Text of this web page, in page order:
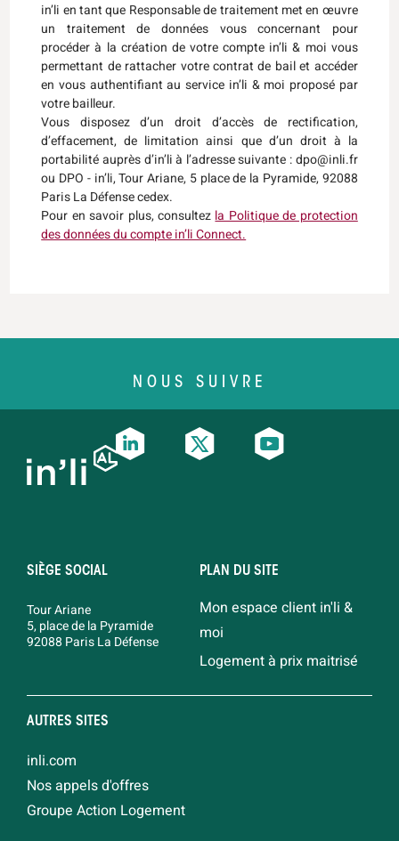
in’li en tant que Responsable de traitement met en œuvre
un traitement de données vous concernant pour
procéder à la création de votre compte in’li & moi vous
permettant de rattacher votre contrat de bail et accéder
en vous authentifiant au service in’li & moi proposé par
votre bailleur.
Vous disposez d’un droit d’accès de rectification,
d’effacement, de limitation ainsi que d’un droit à la
portabilité auprès d’in’li à l’adresse suivante : dpo@inli.fr
ou DPO - in’li, Tour Ariane, 5 place de la Pyramide, 92088
Paris La Défense cedex.
Pour en savoir plus, consultez la Politique de protection
des données du compte in’li Connect.
NOUS SUIVRE
SIÈGE SOCIAL
Tour Ariane
5, place de la Pyramide
92088 Paris La Défense
PLAN DU SITE
Mon espace client in'li &
moi
Logement à prix maitrisé
AUTRES SITES
inli.com
Nos appels d'offres
Groupe Action Logement